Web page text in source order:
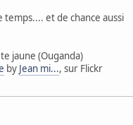
temps.... et de chance aussi
jaune (Ouganda)
by Jean mi..., sur Flickr